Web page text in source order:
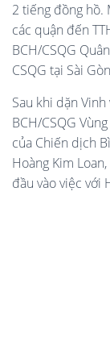
2 tiếng đồng hồ.
các quận đến
BCH/CSQG
CSQG tại Sài
Sau khi dặn
BCH/CSQG
của Chiến dịch
Hoàng Kim
đầu vào việc với